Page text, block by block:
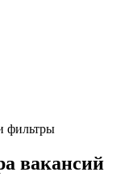
фильтры
вакансий